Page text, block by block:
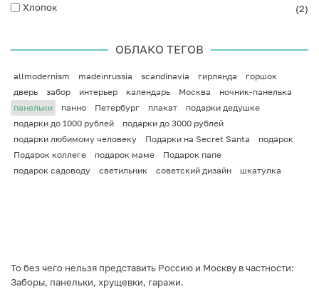
Хлопок
(2)
ОБЛАКО ТЕГОВ
allmodernism madeinrussia scandinavia гирлянда
горшок
дверь
забор интерьер календарь Москва
ночник-панелька
панельки
панно Петербург плакат
подарки дедушке
подарки до 1000 рублей
подарки до 3000 рублей
подарки любимому человеку
Подарки на Secret Santa
подарок
Подарок коллеге
подарок маме
Подарок папе
подарок садоводу
светильник советский дизайн шкатулка
То без чего нельзя представить Россию и Москву в частности:
Заборы, панельки, хрущевки, гаражи.